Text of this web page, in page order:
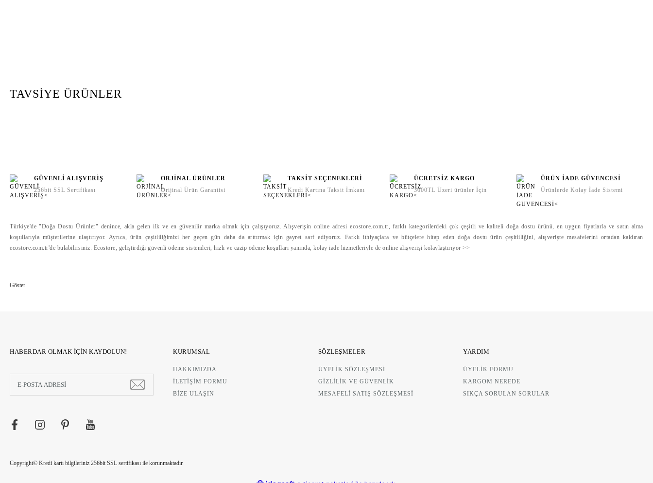
TAVSİYE ÜRÜNLER
340ML KREM VE YEŞİL
1.400,00 TL
CIRCULAR&CO. KUPA
340ML SİYAH VE HARDAL
1.400,00 TL
1.400,00 TL
340ML SİYAH VE PEMBE
1.400,00 TL
NO.1 FRENCH VANILLA
1.500,00 TL
NO.6 GOLDEN PUMPKINT
ÇUBUKLU ODA KOKUSU
ÇUBUKLU ODA KOKUSU
NO.7 INDIAN SANDALWOOD
1.500,00 TL
GÜVENLİ ALIŞVERİŞ
256bit SSL Sertifikası
ORJİNAL ÜRÜNLER
Orijinal Ürün Garantisi
TAKSİT SEÇENEKLERİ
Kredi Kartına Taksit İmkanı
ÜCRETSİZ KARGO
3000TL Üzeri ürünler İçin
ÜRÜN İADE GÜVENCESİ
Ürünlerde Kolay İade Sistemi
Türkiye'de "Doğa Dostu Ürünler" denince, akla gelen ilk ve en güvenilir marka olmak için çalışıyoruz. Alışverişin online adresi ecostore.com.tr, farklı kategorilerdeki çok çeşitli ve kaliteli doğa dostu ürünü, en uygun fiyatlarla ve satın alma
koşullarıyla müşterilerine ulaştırıyor. Ayrıca, ürün çeşitliliğimizi her geçen gün daha da arttırmak için gayret sarf ediyoruz. Farklı ithiyaçlara ve bütçelere hitap eden doğa dostu ürün çeşitliliğini, alışverişte mesafelerini ortadan kaldıran
ecostore.com.tr'de bulabilirsiniz. Ecostore, geliştirdiği güvenli ödeme sistemleri, hızlı ve cazip ödeme koşulları yanında, kolay iade hizmetleriyle de online alışverişi kolaylaştırıyor >>
HABERDAR OLMAK İÇİN KAYDOLUN! KURUMSAL
HAKKIMIZDA
İLETİŞİM FORMU
BİZE ULAŞIN
SÖZLEŞMELER
ÜYELİK SÖZLEŞMESİ
GİZLİLİK VE GÜVENLİK
MESAFELİ SATIŞ SÖZLEŞMESİ
YARDIM
ÜYELİK FORMU
KARGOM NEREDE
SIKÇA SORULAN SORULAR
Copyright© Kredi kartı bilgileriniz 256bit SSL sertifikası ile korunmaktadır.